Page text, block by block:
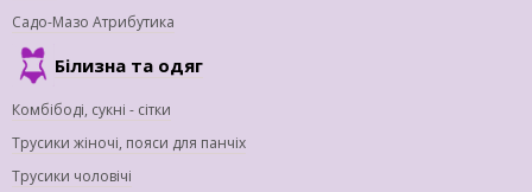
Садо-Мазо Атрибутика
Білизна та одяг
Комбібоді, сукні - сітки
Трусики жіночі, пояси для панчіх
Трусики чоловічі